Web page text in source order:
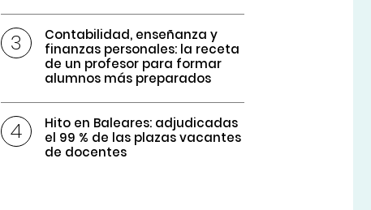
Contabilidad, enseñanza y
finanzas personales: la receta
de un profesor para formar
alumnos más preparados
Hito en Baleares: adjudicadas
el 99 % de las plazas vacantes
de docentes